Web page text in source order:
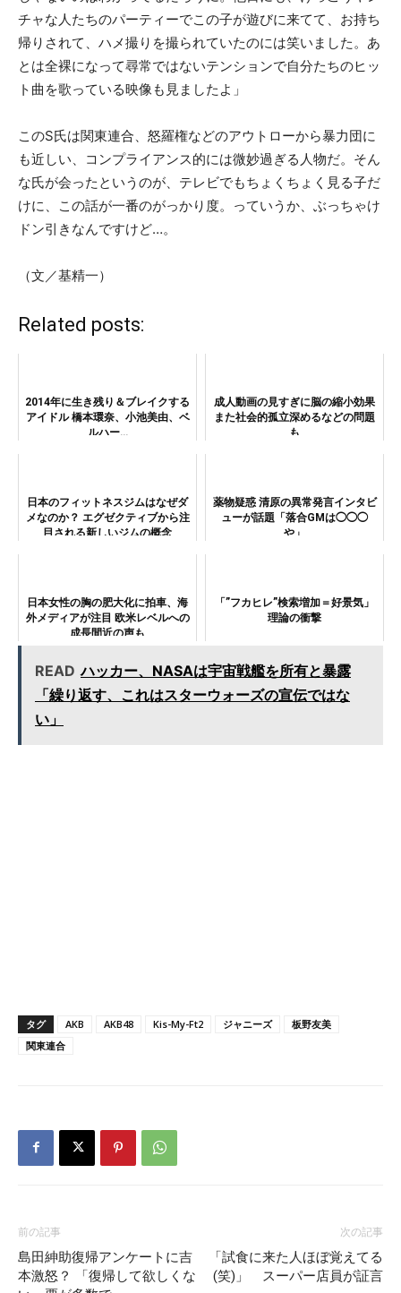
チャな人たちのパーティーでこの子が遊びに来てて、お持ち
帰りされて、ハメ撮りを撮られていたのには笑いました。あ
とは全裸になって尋常ではないテンションで自分たちのヒッ
ト曲を歌っている映像も見ましたよ」
このS氏は関東連合、怒羅権などのアウトローから暴力団に
も近しい、コンプライアンス的には微妙過ぎる人物だ。そん
な氏が会ったというのが、テレビでもちょくちょく見る子だ
けに、この話が一番のがっかり度。っていうか、ぶっちゃけ
ドン引きなんですけど…。
（文／基精一）
Related posts:
2014年に生き残り＆ブレイクする
アイドル 橋本環奈、小池美由、ベ
ルハー…
成人動画の見すぎに脳の縮小効果
また社会的孤立深めるなどの問題
も
日本のフィットネスジムはなぜダ
メなのか？ エグゼクティブから注
目される新しいジムの概念
薬物疑惑 清原の異常発言インタビ
ューが話題「落合GMは◯◯◯
や」
日本女性の胸の肥大化に拍車、海
外メディアが注目 欧米レベルへの
成長間近の声も
「”フカヒレ”検索増加＝好景気」
理論の衝撃
READ ハッカー、NASAは宇宙戦艦を所有と暴露
「繰り返す、これはスターウォーズの宣伝ではな
い」
タグ AKB AKB48 Kis-My-Ft2 ジャニーズ
板野友美
関東連合
前の記事
島田紳助復帰アンケートに吉
本激怒？ 「復帰して欲しくな
次の記事
「試食に来た人ほぼ覚えてる
(笑)」 スーパー店員が証言